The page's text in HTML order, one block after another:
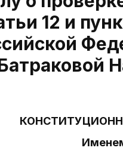
12 и